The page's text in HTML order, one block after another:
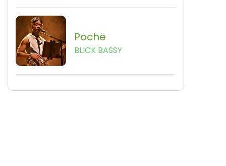
Pochë
BLICK BASSY